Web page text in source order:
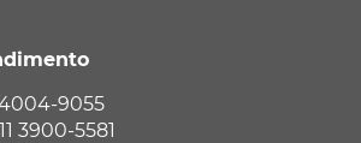
4004-9055
3900-5581